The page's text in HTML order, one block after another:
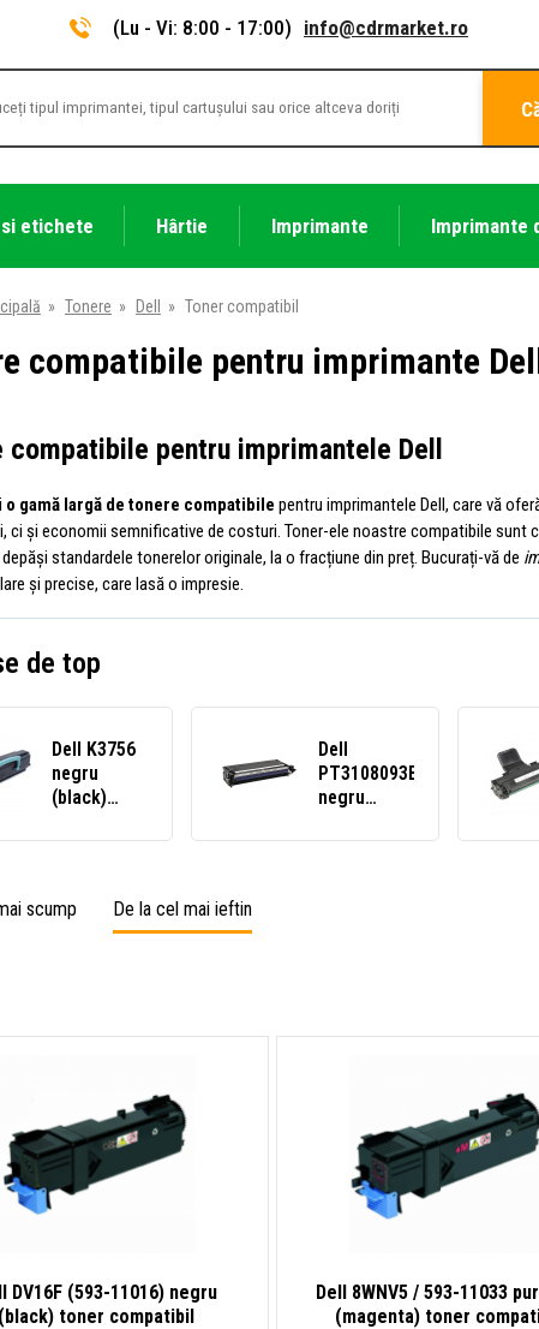
(Lu - Vi: 8:00 - 17:00) info@cdrmarket.ro
etichete Hârtie Imprimante Imprimante
» Tonere » Dell » Toner compatibil
compatibile pentru imprimante
compatibile pentru imprimantele Dell
o gamă largă de tonere compatibile pentru imprimantele Dell, care vă
ci și economii semnificative de costuri. Toner-ele noastre compatibile sunt
standardele tonerelor originale, la o fracțiune din preț. Bucurați-vă de
și precise, care lasă o impresie.
de top
Dell K3756
negru
(black)
compatibil
Dell
PT3108093Bk
negru
toner
scump
De la cel mai ieftin
DV16F (593-11016) negru
toner compatibil
Dell 8WNV5 / 593-11033
(magenta) toner